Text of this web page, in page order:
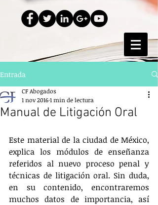
Entrada
Manual de Litigación Oral
CF Abogados
1 nov 20161 min de lectura
Este material de la ciudad de México,
explica los módulos de enseñanza
referidos al nuevo proceso penal y
técnicas de litigación oral. Sin duda,
en su contenido, encontraremos
muchos datos de importancia, así